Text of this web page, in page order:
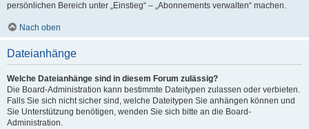
persönlichen Bereich unter „Einstieg“ – „Abonnements verwalten“ machen.
Nach oben
Dateianhänge
Welche Dateianhänge sind in diesem Forum zulässig?
Die Board-Administration kann bestimmte Dateitypen zulassen oder verbieten.
Falls Sie sich nicht sicher sind, welche Dateitypen Sie anhängen können und
Sie Unterstützung benötigen, wenden Sie sich bitte an die Board-
Administration.